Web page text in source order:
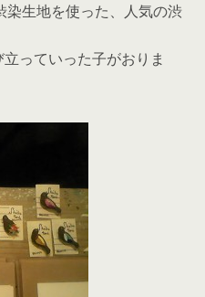
生地を使った、人気の渋
っていった子がおりま